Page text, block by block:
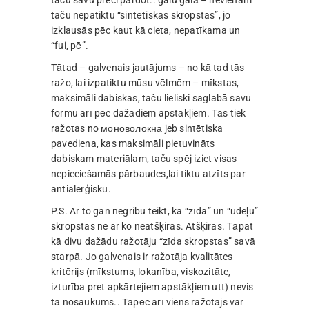
taču nepatiktu “sintētiskās skropstas”, jo
izklausās pēc kaut kā cieta, nepatīkama un
“fui, pē”.
Tātad – galvenais jautājums – no kā tad tās
ražo, lai izpatiktu mūsu vēlmēm – mīkstas,
maksimāli dabiskas, taču lieliski saglabā savu
formu arī pēc dažādiem apstākļiem. Tās tiek
ražotas no моноволокна jeb sintētiska
pavediena, kas maksimāli pietuvināts
dabiskam materiālam, taču spēj iziet visas
nepieciešamās pārbaudes,lai tiktu atzīts par
antialerģisku.
P.S. Ar to gan negribu teikt, ka “zīda” un “ūdeļu”
skropstas ne ar ko neatšķiras. Atšķiras. Tāpat
kā divu dažādu ražotāju “zīda skropstas” savā
starpā. Jo galvenais ir ražotāja kvalitātes
kritērijs (mīkstums, lokanība, viskozitāte,
izturība pret apkārtejiem apstākļiem utt) nevis
tā nosaukums.. Tāpēc arī viens ražotājs var